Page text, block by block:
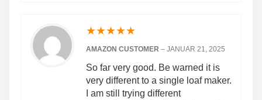
★★★★★
AMAZON CUSTOMER – JANUAR 21, 2025
So far very good. Be warned it is
very different to a single loaf maker.
I am still trying different